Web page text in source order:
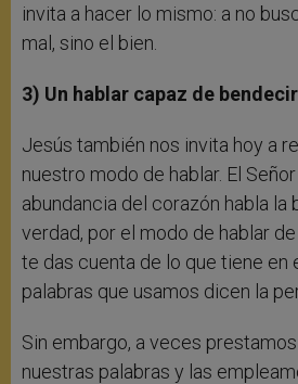
invita a hacer lo mismo: a no
mal, sino el bien.
3) Un hablar capaz de
Jesús también nos invita hoy a
nuestro modo de hablar. El
abundancia del corazón habla la
verdad, por el modo de hablar
te das cuenta de lo que tiene en
palabras que usamos dicen la
Sin embargo, a veces
nuestras palabras y las